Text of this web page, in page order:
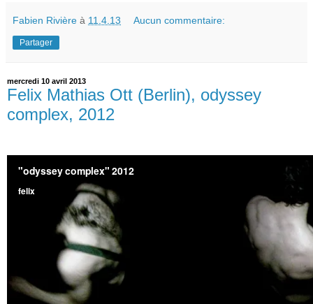
Fabien Rivière à 11.4.13 Aucun commentaire:
Partager
mercredi 10 avril 2013
Felix Mathias Ott (Berlin), odyssey
complex, 2012